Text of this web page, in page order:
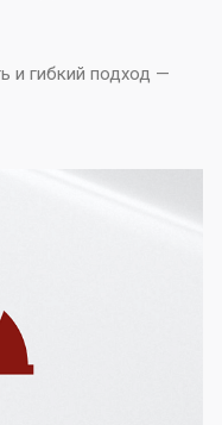
и гибкий подход —